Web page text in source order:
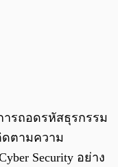
รถอดรหัสธุรกรรม
ดตามความ
Security อย่าง